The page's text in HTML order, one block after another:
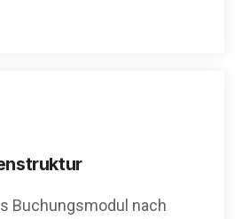
Buchungsmodul nach